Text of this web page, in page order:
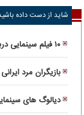
شاید از دست داده
۱۰ فیلم
واقعی
بازیگران مرد
دیالوگ های